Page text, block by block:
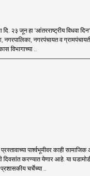
२३ जून हा 'आंतरराष्ट्रीय विधवा
नगरपालिका, नगरपंचायत व
विभागाच्या ..
पार्श्वभूमीवर काही
करण्यात येणार आहे. या
चर्चेच्या ..